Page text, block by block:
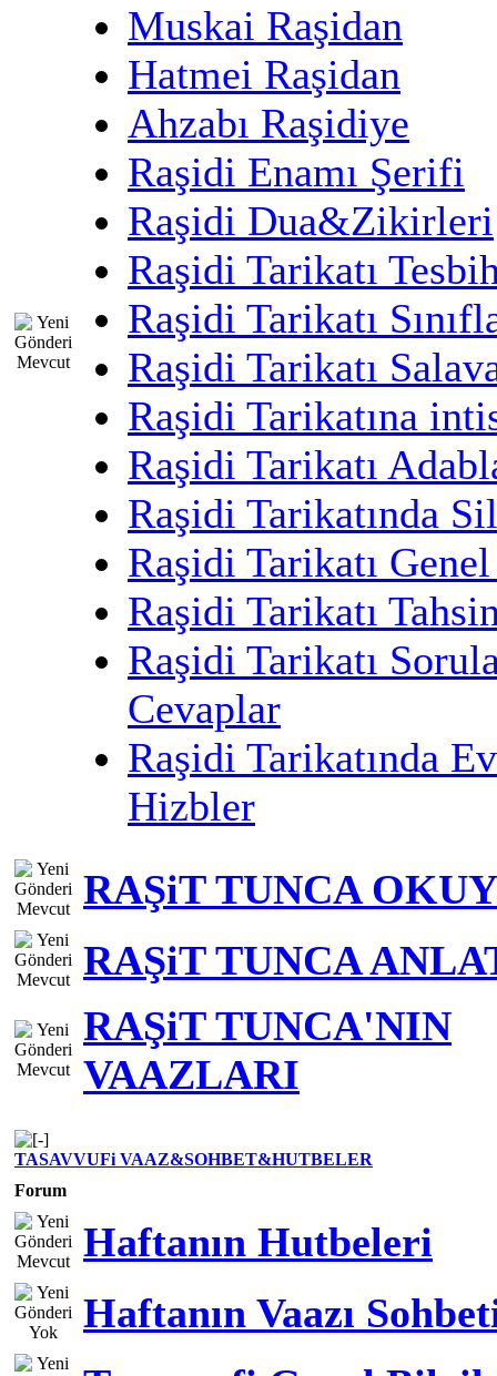
Muskai Raşidan
Hatmei Raşidan
Ahzabı Raşidiye
Raşidi Enamı Şerifi
Raşidi Dua&Zikirleri
Raşidi Tarikatı
Raşidi Tarikatı
Raşidi Tarikatı
Raşidi Tarikatına
Raşidi Tarikatı
Raşidi Tarikatında
Raşidi Tarikatı
Raşidi Tarikatı
Raşidi Tarikatı
Cevaplar
Raşidi Tarikatında
Hizbler
RAŞiT TUNCA
RAŞiT TUNCA
RAŞiT TUNCA'NIN
VAAZLARI
TASAVVUFi VAAZ&SOHBET&HUTBELER
Forum
Haftanın Hutbeleri
Haftanın Vaazı